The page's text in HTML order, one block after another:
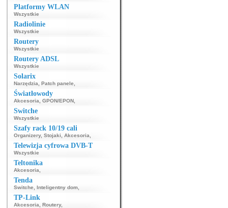
Platformy WLAN
Wszystkie
Radiolinie
Wszystkie
Routery
Wszystkie
Routery ADSL
Wszystkie
Solarix
Narzędzia Patch panele
Światłowody
Akcesoria GPON/EPON
Switche
Wszystkie
Szafy rack 10/19 cali
Organizery, Stojaki Akcesoria
Telewizja cyfrowa DVB-T
Wszystkie
Teltonika
Akcesoria
Tenda
Switche Inteligentny dom
TP-Link
Akcesoria Routery,